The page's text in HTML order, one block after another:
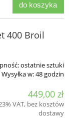
do koszyka
400 Broil
ostatnie sztuki
Wysyłka w:48 godzin
449,00 zł
VAT, bez kosztów
dostawy